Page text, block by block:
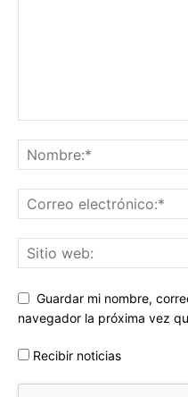
Guardar mi nombre,
navegador la próxima vez
Recibir noticias